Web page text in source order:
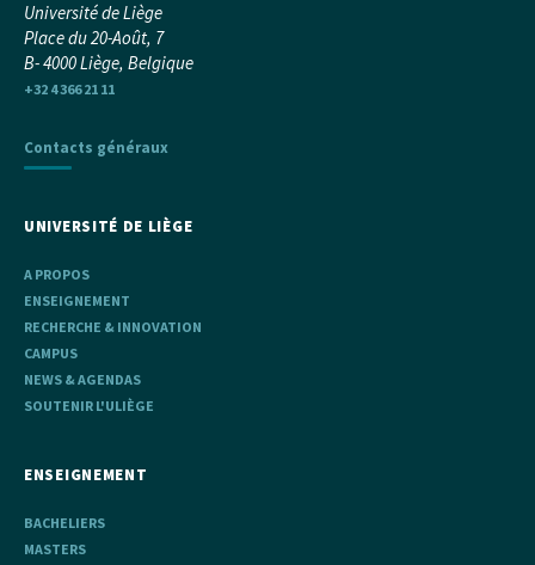
Université de Liège
Place du 20-Août, 7
B- 4000 Liège, Belgique
+32 4 366 21 11
Contacts généraux
UNIVERSITÉ DE LIÈGE
A PROPOS
ENSEIGNEMENT
RECHERCHE & INNOVATION
CAMPUS
NEWS & AGENDAS
SOUTENIR L'ULIÈGE
ENSEIGNEMENT
BACHELIERS
MASTERS